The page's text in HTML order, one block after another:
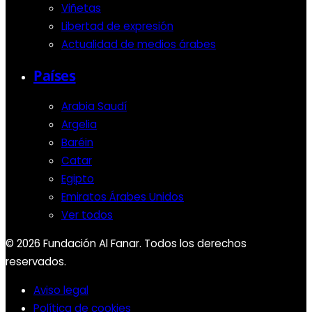
Viñetas
Libertad de expresión
Actualidad de medios árabes
Países
Arabia Saudí
Argelia
Baréin
Catar
Egipto
Emiratos Árabes Unidos
Ver todos
© 2026 Fundación Al Fanar. Todos los derechos
reservados.
Aviso legal
Política de cookies